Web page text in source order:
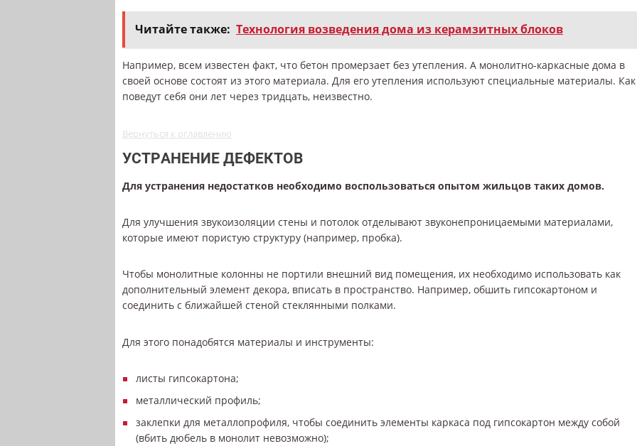
Читайте также: Технология возведения дома из керамзитных блоков
Например, всем известен факт, что бетон промерзает без утепления. А монолитно-каркасные дома в
своей основе состоят из этого материала. Для его утепления используют специальные материалы. Как
поведут себя они лет через тридцать, неизвестно.
Вернуться к оглавлению
УСТРАНЕНИЕ ДЕФЕКТОВ
Для устранения недостатков необходимо воспользоваться опытом жильцов таких домов.
Для улучшения звукоизоляции стены и потолок отделывают звуконепроницаемыми материалами,
которые имеют пористую структуру (например, пробка).
Чтобы монолитные колонны не портили внешний вид помещения, их необходимо использовать как
дополнительный элемент декора, вписать в пространство. Например, обшить гипсокартоном и
соединить с ближайшей стеной стеклянными полками.
Для этого понадобятся материалы и инструменты:
листы гипсокартона;
металлический профиль;
заклепки для металлопрофиля, чтобы соединить элементы каркаса под гипсокартон между собой
(вбить дюбель в монолит невозможно);